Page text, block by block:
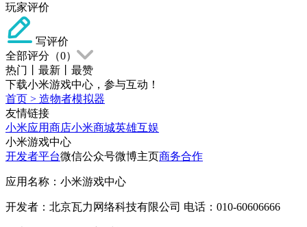
玩家评价
写评价
全部评分（0）
热门
最新
最赞
下载小米游戏中心，参与互动！
首页 > 造物者模拟器
友情链接
小米应用商店小米商城英雄互娱
小米游戏中心
开发者平台微信公众号微博主页商务合作
应用名称：小米游戏中心
开发者：北京瓦力网络科技有限公司 电话：010-60606666